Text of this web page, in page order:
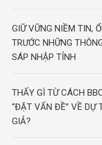
GIỮ VỮNG NIỀM TIN,
TRƯỚC NHỮNG
SÁP NHẬP TỈNH
THẤY GÌ TỪ CÁCH
“ĐẶT VẤN ĐỀ” VỀ DỰ
GIẢ?